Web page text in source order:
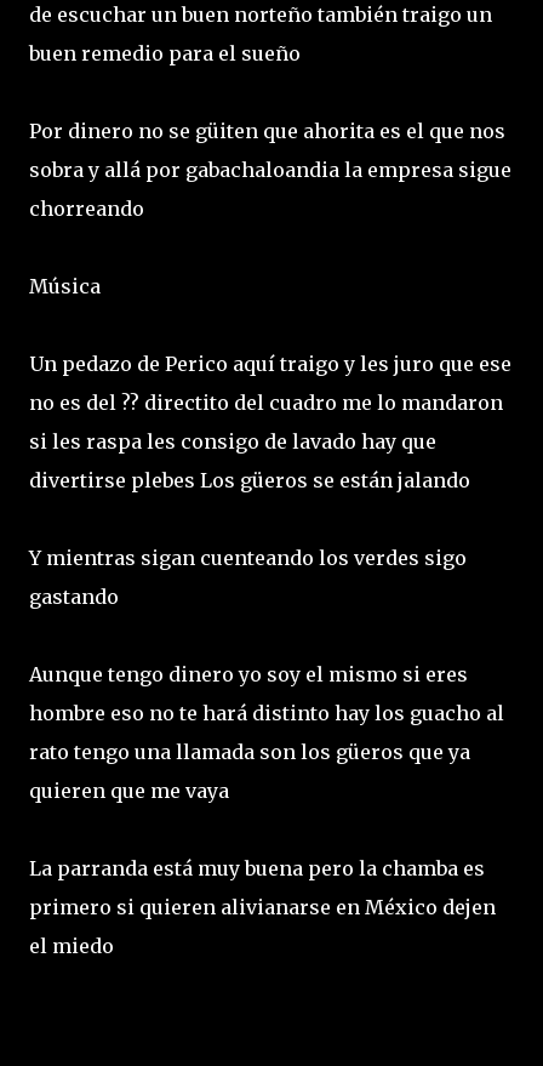
de escuchar un buen norteño también traigo un
buen remedio para el sueño
Por dinero no se güiten que ahorita es el que nos
sobra y allá por gabachaloandia la empresa sigue
chorreando
Música
Un pedazo de Perico aquí traigo y les juro que ese
no es del ?? directito del cuadro me lo mandaron
si les raspa les consigo de lavado hay que
divertirse plebes Los güeros se están jalando
Y mientras sigan cuenteando los verdes sigo
gastando
Aunque tengo dinero yo soy el mismo si eres
hombre eso no te hará distinto hay los guacho al
rato tengo una llamada son los güeros que ya
quieren que me vaya
La parranda está muy buena pero la chamba es
primero si quieren alivianarse en México dejen
el miedo